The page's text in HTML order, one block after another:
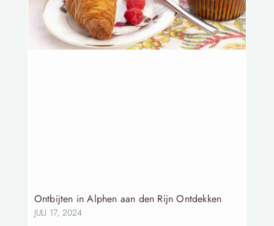
Ontbijten in Alphen aan den Rijn Ontdekken
JULI 17, 2024